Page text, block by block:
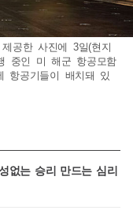
공한 사진에 3일(현지
중인 미 해군 항공모함
항공기들이 배치돼 있
없는 승리 만드는 심리